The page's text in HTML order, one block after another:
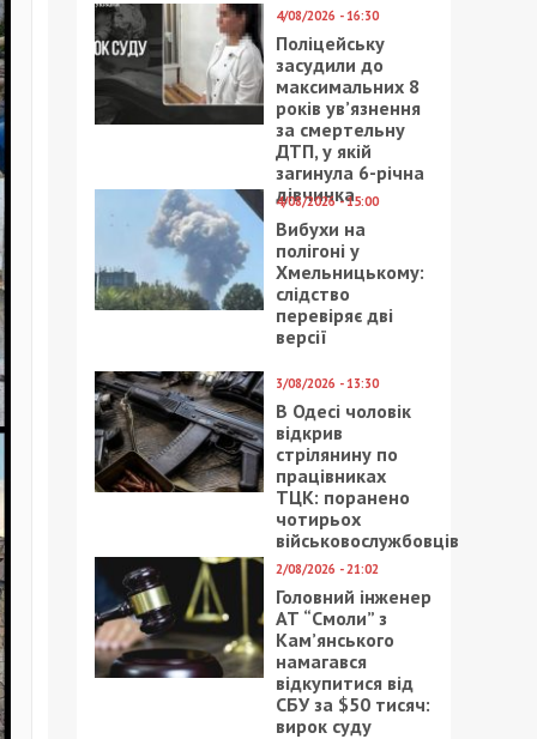
4/08/2026 - 16:30
Поліцейську
засудили до
максимальних 8
років ув’язнення
за смертельну
ДТП, у якій
загинула 6-річна
дівчинка
4/08/2026 - 15:00
Вибухи на
полігоні у
Хмельницькому:
слідство
перевіряє дві
версії
3/08/2026 - 13:30
В Одесі чоловік
відкрив
стрілянину по
працівниках
ТЦК: поранено
чотирьох
військовослужбовців
2/08/2026 - 21:02
Головний інженер
АТ “Смоли” з
Кам’янського
намагався
відкупитися від
СБУ за $50 тисяч:
вирок суду